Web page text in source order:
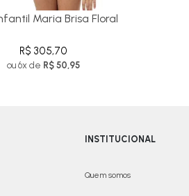
Maria Brisa Floral
R$ 305,70
ou 6x de R$ 50,95
INSTITUCIONAL
Quem somos